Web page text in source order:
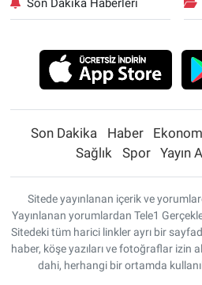
Son Dakika Haberleri
Son Dakika Haber
Sağlık
Spor Yayın
Sitede yayınlanan içerik ve
Yayınlanan yorumlardan Tele1
Sitedeki tüm harici linkler ayrı bir
haber, köşe yazıları ve fotoğraflar izin
dahi, herhangi bir ortamda